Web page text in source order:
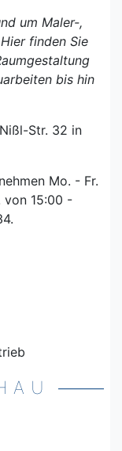
um Maler-,
finden Sie
bis hin
Str. 32 in
Mo. - Fr.
von 15:00 -